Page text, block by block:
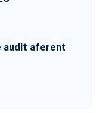
audit aferent